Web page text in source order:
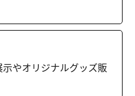
やオリジナルグッズ販